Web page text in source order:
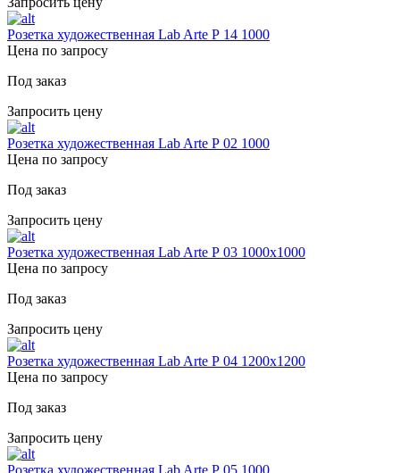
Розетка художественная Lab Arte Р 14 1000
Цена по запросу
Под заказ
Запросить цену
Розетка художественная Lab Arte Р 02 1000
Цена по запросу
Под заказ
Запросить цену
Розетка художественная Lab Arte Р 03 1000х1000
Цена по запросу
Под заказ
Запросить цену
Розетка художественная Lab Arte Р 04 1200х1200
Цена по запросу
Под заказ
Запросить цену